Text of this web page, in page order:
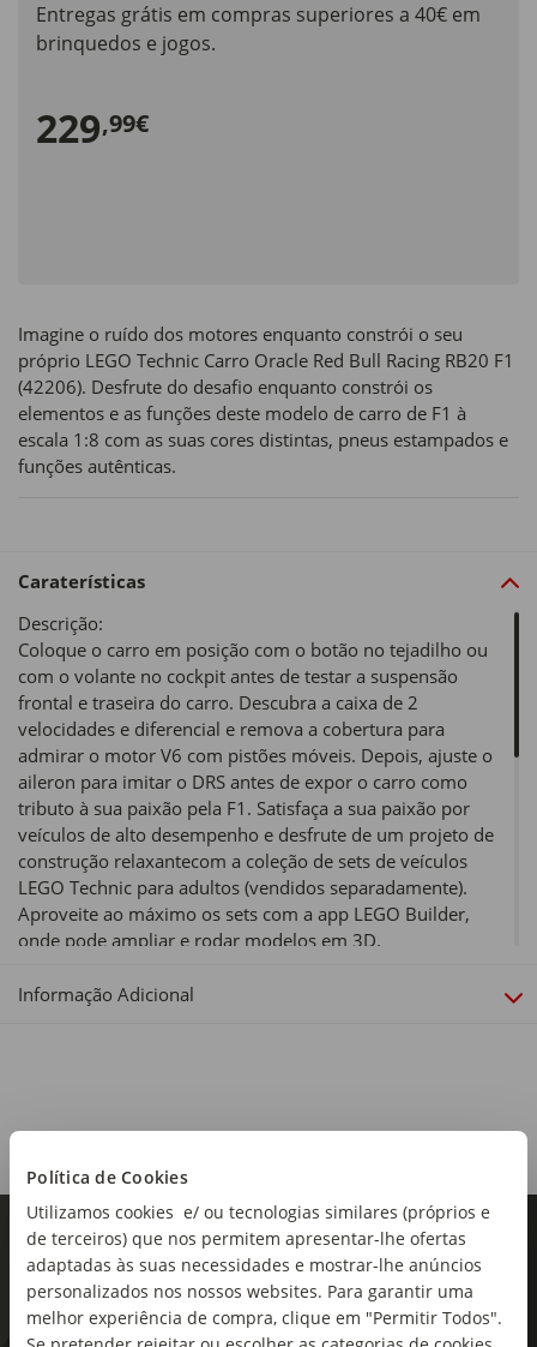
Política de Cookies
Utilizamos cookies e/ ou tecnologias similares (próprios e
de terceiros) que nos permitem apresentar-lhe ofertas
adaptadas às suas necessidades e mostrar-lhe anúncios
personalizados nos nossos websites. Para garantir uma
melhor experiência de compra, clique em "Permitir Todos".
Entregas grátis em compras superiores a 40€ em
brinquedos e jogos.
229,99€
Imagine o ruído dos motores enquanto constrói o seu
próprio LEGO Technic Carro Oracle Red Bull Racing RB20 F1
(42206). Desfrute do desafio enquanto constrói os
elementos e as funções deste modelo de carro de F1 à
escala 1:8 com as suas cores distintas, pneus estampados e
funções autênticas.
Caraterísticas
Descrição:
Coloque o carro em posição com o botão no tejadilho ou
com o volante no cockpit antes de testar a suspensão
frontal e traseira do carro. Descubra a caixa de 2
velocidades e diferencial e remova a cobertura para
admirar o motor V6 com pistões móveis. Depois, ajuste o
aileron para imitar o DRS antes de expor o carro como
tributo à sua paixão pela F1. Satisfaça a sua paixão por
veículos de alto desempenho e desfrute de um projeto de
construção relaxantecom a coleção de sets de veículos
LEGO Technic para adultos (vendidos separadamente).
Aproveite ao máximo os sets com a app LEGO Builder,
onde pode ampliar e rodar modelos em 3D.
Tipo de produto:
+18 Anos
Dimensões:
Largura x Profundidade x Altura: 55,5 x 37,8 x 10,3cm
Coleção:
Technic
Informação Adicional